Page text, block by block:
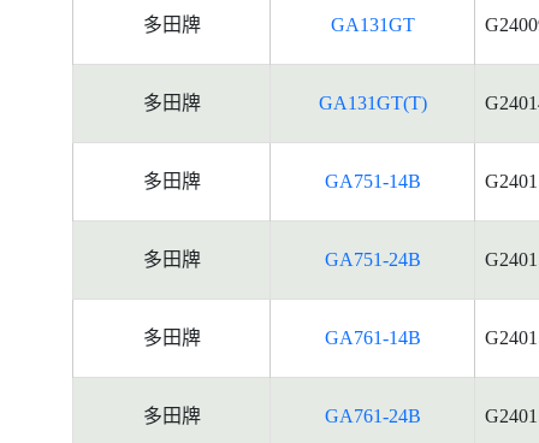
多田牌 GA131GT
多田牌 GA131GT(T)
多田牌 GA751-14B
多田牌 GA751-24B
多田牌 GA761-14B
多田牌 GA761-24B